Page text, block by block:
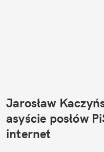
Jarosław
asyście posłów
internet